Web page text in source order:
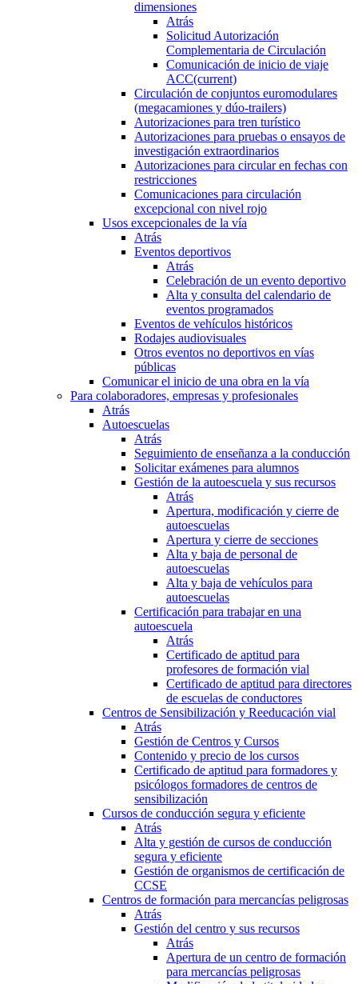
dimensiones
Atrás
Solicitud Autorización
Complementaria de Circulación
Comunicación de inicio de viaje
ACC(current)
Circulación de conjuntos euromodulares
(megacamiones y dúo-trailers)
Autorizaciones para tren turístico
Autorizaciones para pruebas o ensayos de
investigación extraordinarios
Autorizaciones para circular en fechas con
restricciones
Comunicaciones para circulación
excepcional con nivel rojo
Usos excepcionales de la vía
Atrás
Eventos deportivos
Atrás
Celebración de un evento deportivo
Alta y consulta del calendario de
eventos programados
Eventos de vehículos históricos
Rodajes audiovisuales
Otros eventos no deportivos en vías
públicas
Comunicar el inicio de una obra en la vía
Para colaboradores, empresas y profesionales
Atrás
Autoescuelas
Atrás
Seguimiento de enseñanza a la conducción
Solicitar exámenes para alumnos
Gestión de la autoescuela y sus recursos
Atrás
Apertura, modificación y cierre de
autoescuelas
Apertura y cierre de secciones
Alta y baja de personal de
autoescuelas
Alta y baja de vehículos para
autoescuelas
Certificación para trabajar en una
autoescuela
Atrás
Certificado de aptitud para
profesores de formación vial
Certificado de aptitud para directores
de escuelas de conductores
Centros de Sensibilización y Reeducación vial
Atrás
Gestión de Centros y Cursos
Contenido y precio de los cursos
Certificado de aptitud para formadores y
psicólogos formadores de centros de
sensibilización
Cursos de conducción segura y eficiente
Atrás
Alta y gestión de cursos de conducción
segura y eficiente
Gestión de organismos de certificación de
CCSE
Centros de formación para mercancías peligrosas
Atrás
Gestión del centro y sus recursos
Atrás
Apertura de un centro de formación
para mercancías peligrosas